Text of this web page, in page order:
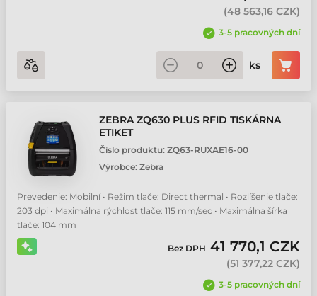
(48 563,16 CZK)
3-5 pracovných dní
ks
ZEBRA ZQ630 PLUS RFID TISKÁRNA
ETIKET
Číslo produktu: ZQ63-RUXAE16-00
Výrobce: Zebra
Prevedenie: Mobilní • Režim tlače: Direct thermal • Rozlíšenie tlače:
203 dpi • Maximálna rýchlosť tlače: 115 mm/sec • Maximálna šírka
tlače: 104 mm
Bez DPH 41 770,1 CZK
(51 377,22 CZK)
3-5 pracovných dní